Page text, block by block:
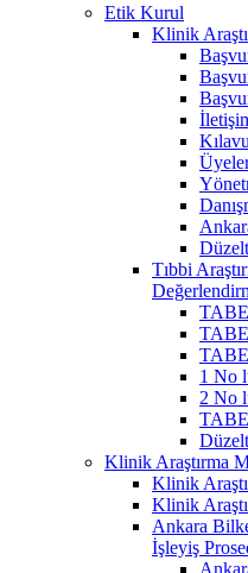
Etik Kurul
Klinik
Tıbbi
1 No
2 No
Klinik Araştırma
Klinik
Klinik
Ankara
İşleyiş